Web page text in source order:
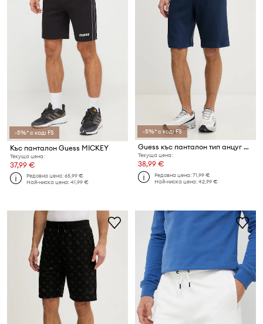
-5%* с код: FS
Къс панталон Guess MICKEY
Текуща цена:
37,99 €
Редовна цена:65,99 €
Най-ниска цена:41,99 €
-5%* с код: FS
Guess къс панталон тип анцуг мъжки от памук JHONNY
Текуща цена:
38,99 €
Редовна цена:71,99 €
Най-ниска цена:42,99 €